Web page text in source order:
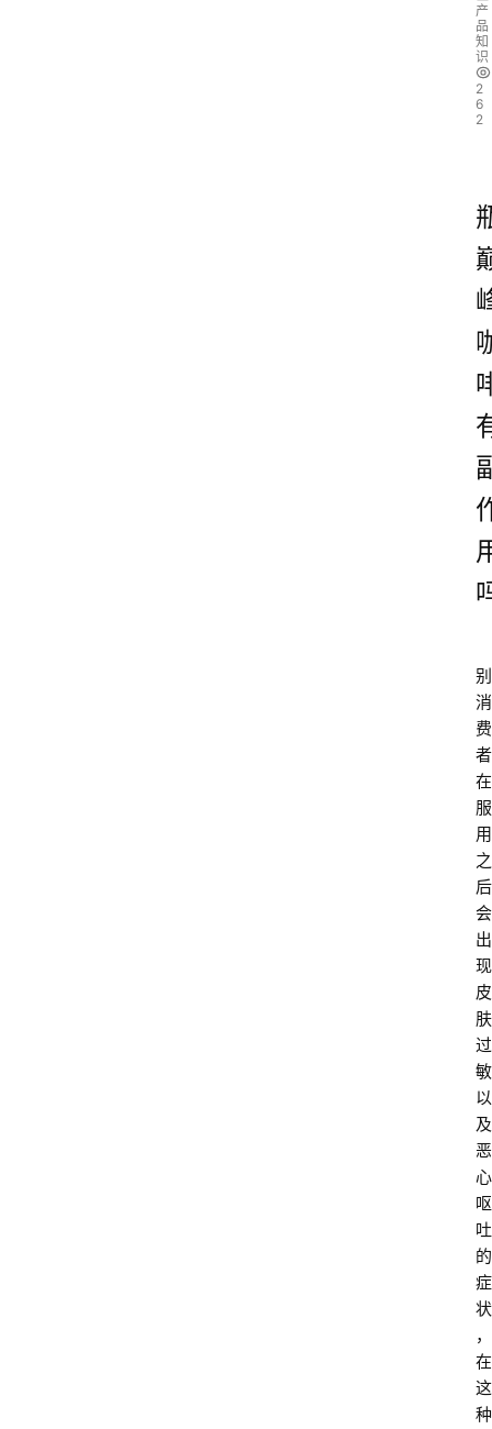
产
品
知
识
2
6
2
别
消
费
者
在
服
用
之
后
会
出
现
皮
肤
过
敏
以
及
恶
心
呕
吐
的
症
状
，
在
这
种